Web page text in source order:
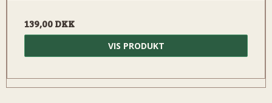
139,00 DKK
VIS PRODUKT